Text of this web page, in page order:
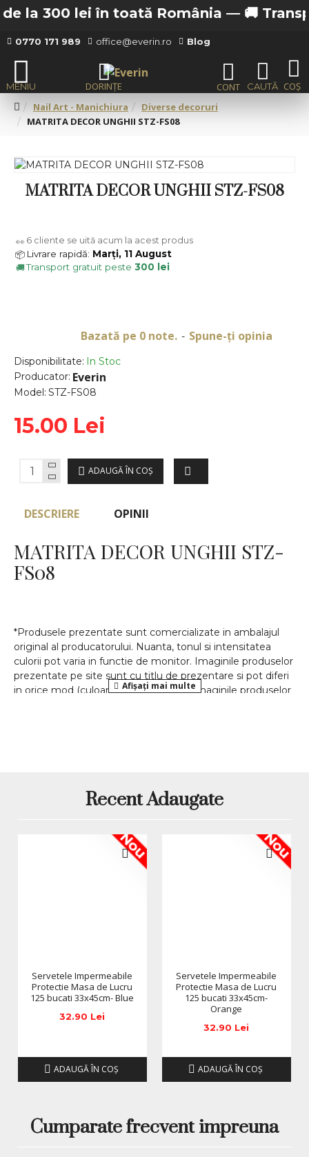
la 300 lei în toată România — 🚚
0770 171 989 office@everin.ro Blog
Nail Art - Manichiura
Diverse decoruri
MATRITA DECOR UNGHII STZ-FS08
MATRITA DECOR UNGHII STZ-FS08
Disponibilitate: In Stoc
Producator: Everin
Model: STZ-FS08
Bazată pe 0 note. - Spune-ţi opinia
15.00 Lei
ADAUGĂ ÎN COŞ
👀 6 cliente se uită acum la acest produs
📦 Livrare rapidă: Marți, 11 August
🚚Transport gratuit peste 300 lei
DESCRIERE OPINII
MATRITA DECOR UNGHII STZ-
FS08
*Produsele prezentate sunt comercializate in ambalajul
original al producatorului. Nuanta, tonul si intensitatea
culorii pot varia in functie de monitor. Imaginile produselor
prezentate pe site sunt cu titlu de prezentare si pot diferi
in orice mod (culoare, aspect etc.) de imaginile produselor
Recent Adaugate
Nou
Servetele Impermeabile
Protectie Masa de Lucru
125 bucati 33x45cm- Blue
32.90 Lei
ADAUGĂ ÎN COŞ
Nou
Servetele Impermeabile
Protectie Masa de Lucru
125 bucati 33x45cm-
Orange
32.90 Lei
ADAUGĂ ÎN COŞ
Cumparate frecvent impreuna